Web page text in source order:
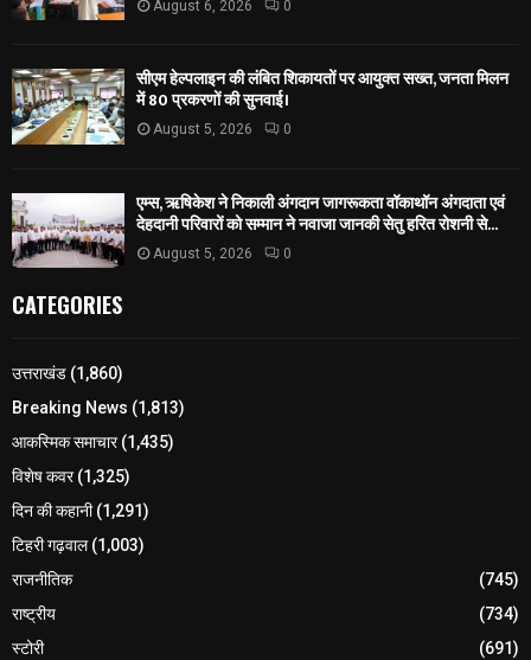
August 6, 2026 0
सीएम हेल्पलाइन की लंबित शिकायतों पर आयुक्त सख्त, जनता मिलन
में 80 प्रकरणों की सुनवाई।
August 5, 2026 0
एम्स, ऋषिकेश ने निकाली अंगदान जागरूकता वॉकाथॉन अंगदाता एवं
देहदानी परिवारों को सम्मान ने नवाजा जानकी सेतु हरित रोशनी से...
August 5, 2026 0
CATEGORIES
उत्तराखंड (1,860)
Breaking News (1,813)
आकस्मिक समाचार(1,435)
विशेष कवर(1,325)
दिन की कहानी(1,291)
टिहरी गढ़वाल(1,003)
राजनीतिक
(745)
राष्ट्रीय
(734)
स्टोरी
(691)